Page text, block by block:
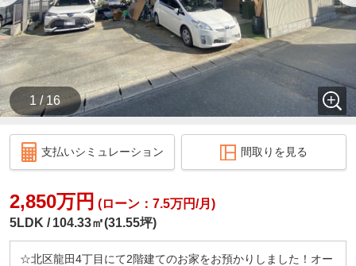
1 / 16
支払いシミュレーション 間取りを見る
2,850万円 (ローン：7.5万円/月)
5LDK
104.33㎡(31.55坪)
☆北区龍田4丁目にて2階建てのお家をお預かりしました！オー